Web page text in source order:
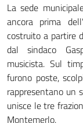
La sede
ancora prima
costruito a partire
dal sindaco
musicista. Sul
furono poste,
rappresentano un
unisce le tre
Montemerlo.